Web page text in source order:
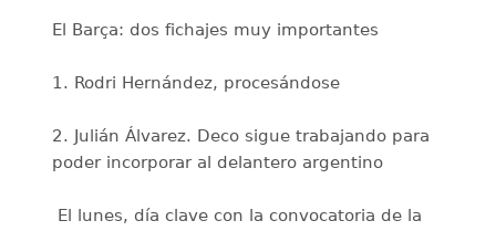
El Barça: dos fichajes muy importantes
1. Rodri Hernández, procesándose
2. Julián Álvarez. Deco sigue trabajando para
poder incorporar al delantero argentino
️ El lunes, día clave con la convocatoria de la